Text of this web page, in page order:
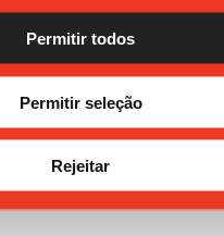
Permitir todos
Permitir seleção
Rejeitar